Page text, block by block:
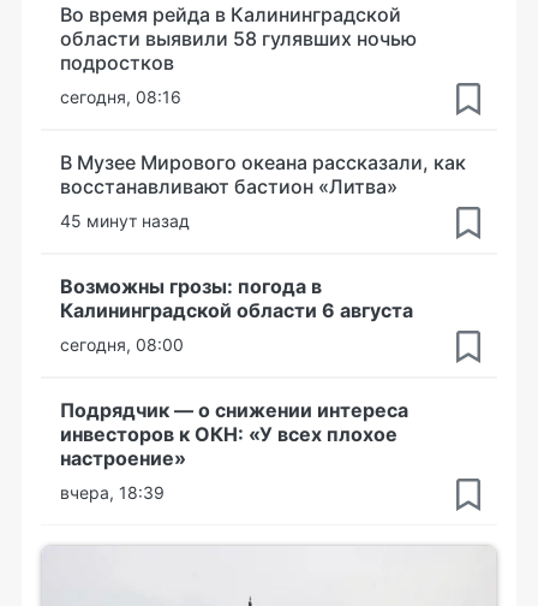
Во время рейда в Калининградской
области выявили 58 гулявших ночью
подростков
сегодня, 08:16
В Музее Мирового океана рассказали, как
восстанавливают бастион «Литва»
45 минут назад
Возможны грозы: погода в
Калининградской области 6 августа
сегодня, 08:00
Подрядчик — о снижении интереса
инвесторов к ОКН: «У всех плохое
настроение»
вчера, 18:39